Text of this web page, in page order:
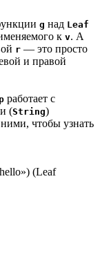
g над Leaf
к v. А
r — это просто
и правой
работает с
(String)
чтобы узнать
(Leaf